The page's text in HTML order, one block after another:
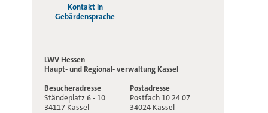
Kontakt in
Gebärdensprache
LWV Hessen
Haupt- und Regional-verwaltung Kassel
Besucheradresse
Ständeplatz 6 - 10
34117 Kassel
Postadresse
Postfach 10 24 07
34024 Kassel